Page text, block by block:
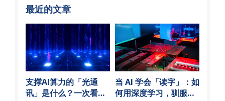
最近的文章
支撑AI算力的「光通
讯」是什么？一次看懂
当 AI 学会「读字」：如
何用深度学习，驯服